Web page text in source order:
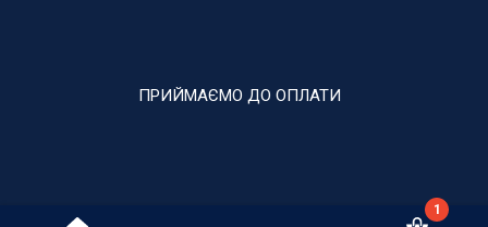
1
ПРИЙМАЄМО ДО ОПЛАТИ